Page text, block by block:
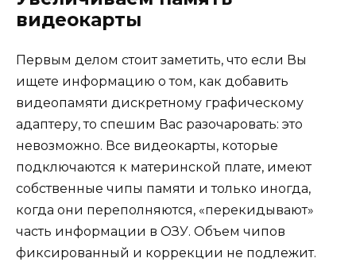
видеокарты
Первым делом стоит заметить, что если Вы
ищете информацию о том, как добавить
видеопамяти дискретному графическому
адаптеру, то спешим Вас разочаровать: это
невозможно. Все видеокарты, которые
подключаются к материнской плате, имеют
собственные чипы памяти и только иногда,
когда они переполняются, «перекидывают»
часть информации в ОЗУ. Объем чипов
фиксированный и коррекции не подлежит.